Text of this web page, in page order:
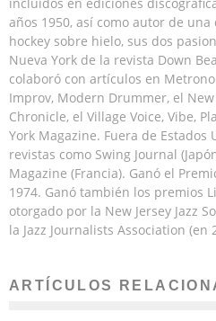
incluidos en ediciones
años 1950, así como autor de
hockey sobre hielo, sus dos
Nueva York de la revista Down
colaboró con artículos en
Improv, Modern Drummer, el
Chronicle, el Village Voice, Vibe,
York Magazine. Fuera de
revistas como Swing Journal
Magazine (Francia). Ganó el
1974. Ganó también los premios
otorgado por la New Jersey Jazz
la Jazz Journalists Association (en
ARTÍCULOS